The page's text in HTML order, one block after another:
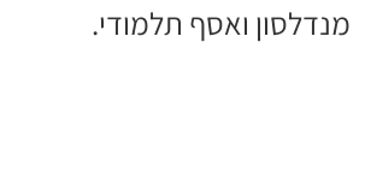
מנדלסון ואסף תלמודי.